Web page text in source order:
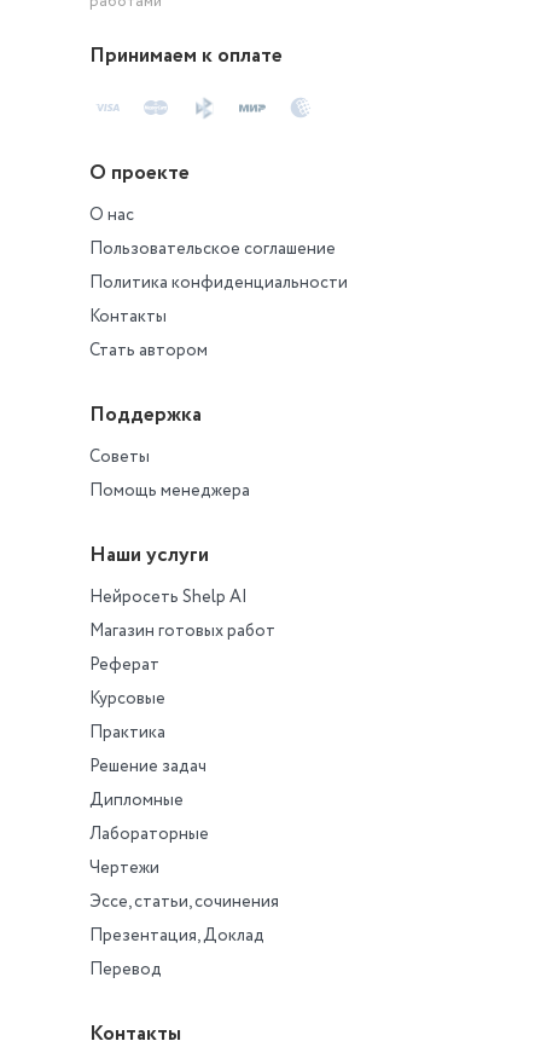
Принимаем к оплате
О проекте
О нас
Пользовательское соглашение
Политика конфиденциальности
Контакты
Стать автором
Поддержка
Советы
Помощь менеджера
Наши услуги
Нейросеть Shelp AI
Магазин готовых работ
Реферат
Курсовые
Практика
Решение задач
Дипломные
Лабораторные
Чертежи
Эссе, статьи, сочинения
Презентация, Доклад
Перевод
Контакты